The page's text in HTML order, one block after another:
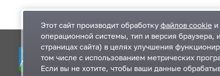
Одинцовский городской округ Московской
области
Этот сайт производит обработку файлов cookie
операционной системы, тип и версия браузера,
страницах сайта) в целях улучшения
том числе с использованием метрических
Если вы не хотите, чтобы ваши данные